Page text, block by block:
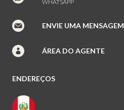
WHATSAPP
ENVIE UMA MENSAGEM
ÁREA DO AGENTE
ENDEREÇOS